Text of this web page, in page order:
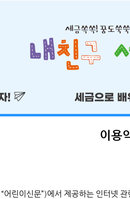
! 세금으로
이용
린이신문”)에서 제공하는 인터넷